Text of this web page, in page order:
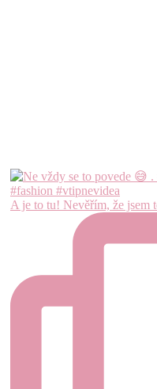
A je to tu! Nevěřím, že jsem